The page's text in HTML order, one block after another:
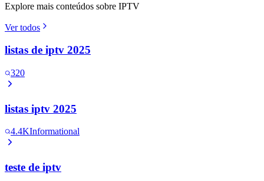
Explore mais conteúdos sobre IPTV
Ver todos
listas de iptv 2025
320
listas iptv 2025
4.4KInformational
teste de iptv